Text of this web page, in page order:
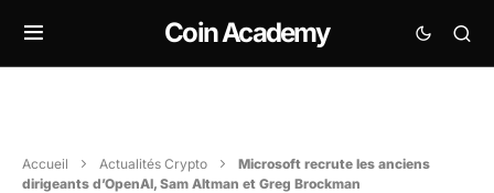
Coin Academy
Accueil Actualités Crypto
Microsoft recrute les anciens
dirigeants d’OpenAI, Sam Altman et Greg Brockman